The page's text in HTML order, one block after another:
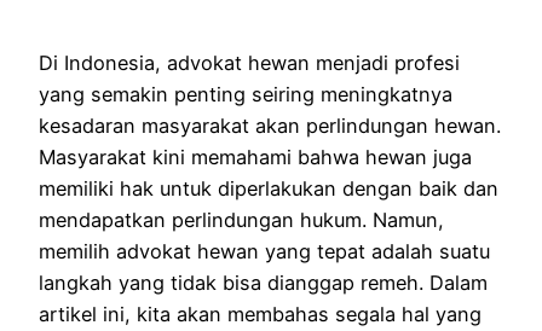
Di Indonesia, advokat hewan menjadi profesi
yang semakin penting seiring meningkatnya
kesadaran masyarakat akan perlindungan hewan.
Masyarakat kini memahami bahwa hewan juga
memiliki hak untuk diperlakukan dengan baik dan
mendapatkan perlindungan hukum. Namun,
memilih advokat hewan yang tepat adalah suatu
langkah yang tidak bisa dianggap remeh. Dalam
artikel ini, kita akan membahas segala hal yang